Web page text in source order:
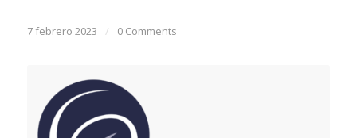
7 febrero 2023 / 0 Comments